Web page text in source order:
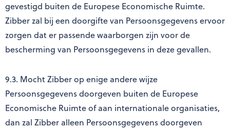
gevestigd buiten de Europese Economische Ruimte.
Zibber zal bij een doorgifte van Persoonsgegevens ervoor
zorgen dat er passende waarborgen zijn voor de
bescherming van Persoonsgegevens in deze gevallen.
9.3. Mocht Zibber op enige andere wijze
Persoonsgegevens doorgeven buiten de Europese
Economische Ruimte of aan internationale organisaties,
dan zal Zibber alleen Persoonsgegevens doorgeven